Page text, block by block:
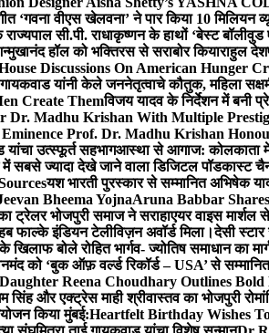
‘गवना वीएस खेलवना’ ने पार किया 10
सी.पी. राधाकृष्णन के हाथों ‘बेस्ट बॉलीवुड
हॉल को भक्तिरस से सराबोर कियाराहुल
Discussions On American Hunger
यांनी केले जननेतृत्वाचे कौतुक, महिला
Create Themविजय यादव के निर्देशन में बनी
Dr. Madhu Krishan With Multiple
Prof. Dr. Madhu Krishan
यांचा उत्स्फूर्त सहभागआस्था से आगाज: कोलकाता में
में सबसे ज्यादा देखे जाने वाला डिजिटल पॉडकास्ट
यश भारती पुरस्कार से सम्मानित अभिषेक
Bheema YojnaAruna Babbar
ट्रेलर भोजपुरी समाज ने सराहाएयर वाइस मार्शल
फाल्के इंडियन टेलीविज़न अवॉर्ड मिला।देसी स्टार
बोले रोहित भार्गव- ज्योतिष समाधान का
को ‘बुक ऑफ़ वर्ल्ड रिकॉर्ड – USA’ से
Reena Choudhary Outlines
सिंह और एक्ट्रेस माही श्रीवास्तव का भोजपुरी
किया मुंबई:Heartfelt Birthday Wishes